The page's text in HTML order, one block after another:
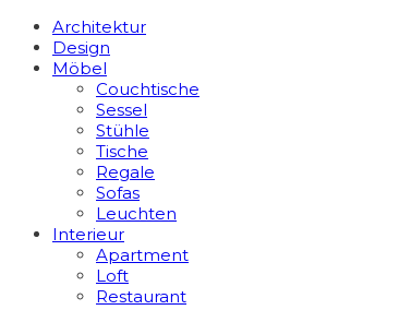
Architektur
Design
Möbel
Couchtische
Sessel
Stühle
Tische
Regale
Sofas
Leuchten
Interieur
Apart­ment
Loft
Restaurant